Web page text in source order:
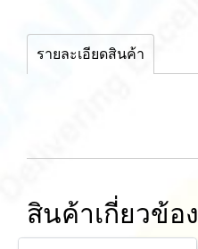
รายละเอียดสินค้า
สินค้าเกี่ยวข้อง